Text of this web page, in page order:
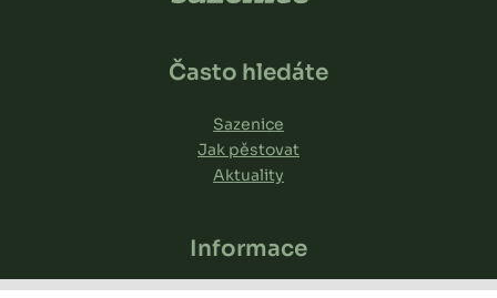
Často hledáte
Sazenice
Jak pěstovat
Aktuality
Informace